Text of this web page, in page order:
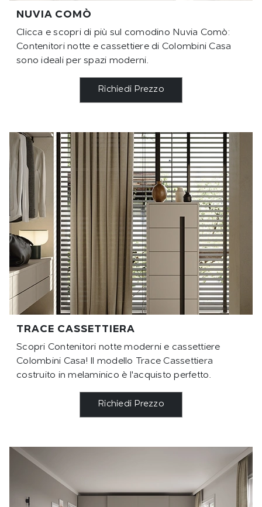
NUVIA COMÒ
Clicca e scopri di più sul comodino Nuvia Comò:
Contenitori notte e cassettiere di Colombini Casa
sono ideali per spazi moderni.
Richiedi Prezzo
TRACE CASSETTIERA
Scopri Contenitori notte moderni e cassettiere
Colombini Casa! Il modello Trace Cassettiera
costruito in melaminico è l'acquisto perfetto.
Richiedi Prezzo